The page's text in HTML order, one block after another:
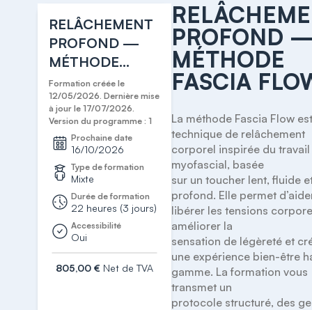
RELÂCHEMENT
PROFOND —
MÉTHODE
FASCIA FLOW
Formation créée le
12/05/2026. Dernière mise
à jour le 17/07/2026.
Version du programme : 1
Prochaine date
16/10/2026
Type de formation
Mixte
Durée de formation
22 heures (3 jours)
Accessibilité
Oui
805,00 € Net de TVA
PROFOND
MÉTHODE
FASCIA
La méthode Fascia Flow
technique de relâchement
corporel inspirée du travail
myofascial, basée
sur un toucher lent, fluide
profond. Elle permet
libérer les tensions
améliorer la
sensation de légèreté et
une expérience bien-être
gamme. La formation vous
transmet un
protocole structuré, des